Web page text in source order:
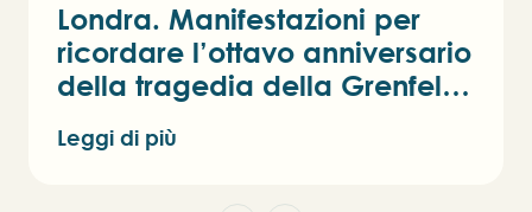
Londra. Manifestazioni per
ricordare l’ottavo anniversario
della tragedia della Grenfell
Leggi di più